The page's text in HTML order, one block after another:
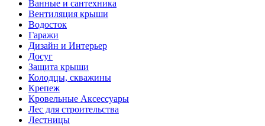
Ванные и сантехника
Вентиляция крыши
Водосток
Гаражи
Дизайн и Интерьер
Досуг
Защита крыши
Колодцы, скважины
Крепеж
Кровельные Аксессуары
Лес для строительства
Лестницы